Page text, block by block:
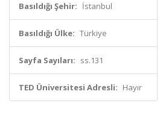
Basıldığı Şehir: İstanbul
Basıldığı Ülke: Türkiye
Sayfa Sayıları: ss.131
TED Üniversitesi Adresli: Hayır